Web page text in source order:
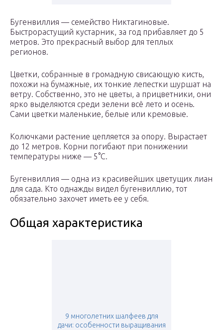
Бугенвиллия — семейство Никтагиновые.
Быстрорастущий кустарник, за год прибавляет до 5
метров. Это прекрасный выбор для теплых
регионов.
Цветки, собранные в громадную свисающую кисть,
похожи на бумажные, их тонкие лепестки шуршат на
ветру. Собственно, это не цветы, а прицветники, они
ярко выделяются среди зелени всё лето и осень.
Сами цветки маленькие, белые или кремовые.
Колючками растение цепляется за опору. Вырастает
до 12 метров. Корни погибают при понижении
температуры ниже — 5°С.
Бугенвиллия — одна из красивейших цветущих лиан
для сада. Кто однажды видел бугенвиллию, тот
обязательно захочет иметь ее у себя.
Общая характеристика
9 многолетних шалфеев для
дачи: особенности выращивания